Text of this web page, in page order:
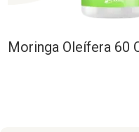
Moringa Oleífera 60